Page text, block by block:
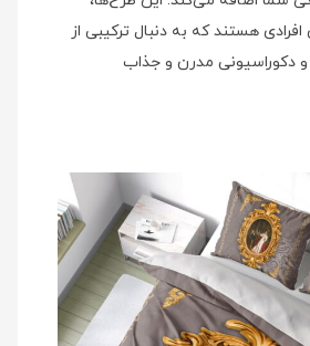
افرادی هستند که به دنبال ترکیبی از
و دکوراسیونی مدرن و جذاب